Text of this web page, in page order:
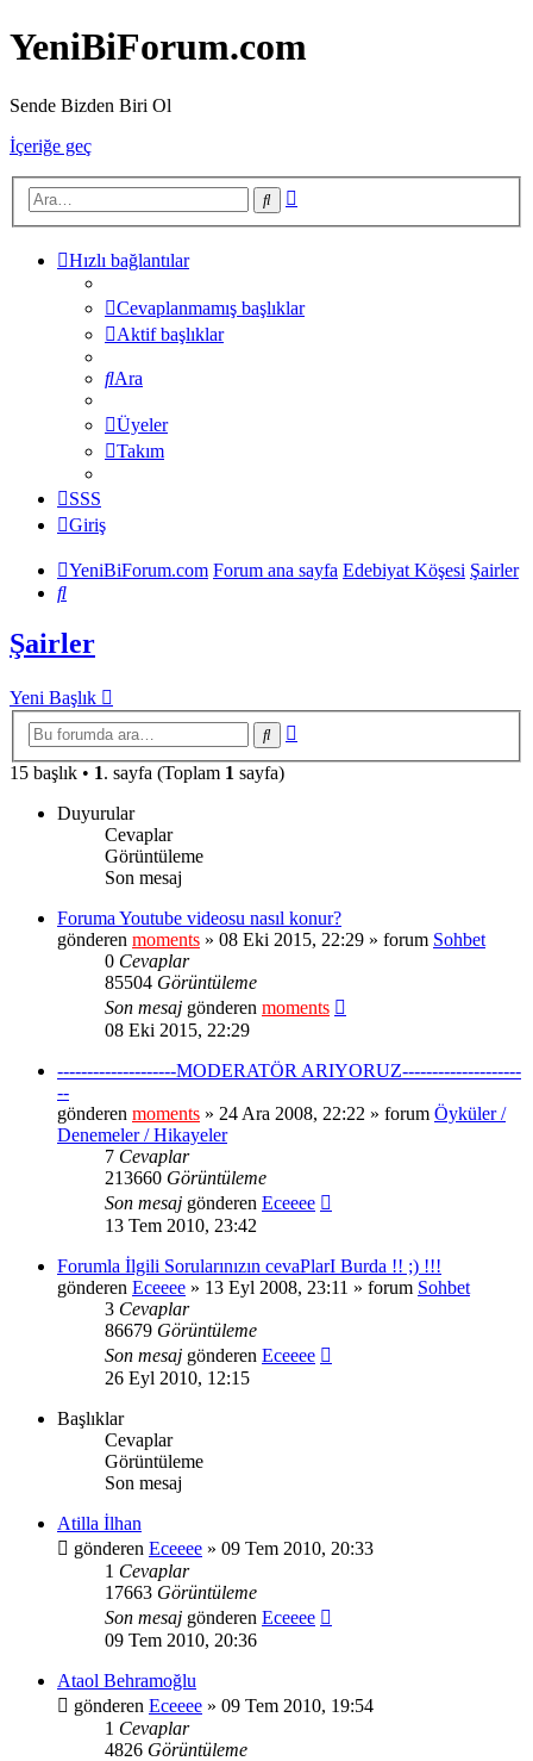
YeniBiForum.com
Sende Bizden Biri Ol
İçeriğe geç
Ara
Hızlı bağlantılar
Cevaplanmamış başlıklar
Aktif başlıklar
Ara
Üyeler
Takım
SSS
Giriş
YeniBiForum.com Forum ana sayfa Edebiyat Köşesi Şairler
Ara
Şairler
Yeni Başlık
Ara
15 başlık • 1. sayfa (Toplam 1 sayfa)
Duyurular
Cevaplar
Görüntüleme
Son mesaj
Foruma Youtube videosu nasıl konur?
gönderen moments » 08 Eki 2015, 22:29 » forum Sohbet
0 Cevaplar
85504 Görüntüleme
Son mesaj gönderen moments
08 Eki 2015, 22:29
--------------------MODERATÖR ARIYORUZ--------------------
--
gönderen moments » 24 Ara 2008, 22:22 » forum Öyküler /
Denemeler / Hikayeler
7 Cevaplar
213660 Görüntüleme
Son mesaj gönderen Eceeee
13 Tem 2010, 23:42
Forumla İlgili Sorularınızın cevaPlarI Burda !! ;) !!!
gönderen Eceeee » 13 Eyl 2008, 23:11 » forum Sohbet
3 Cevaplar
86679 Görüntüleme
Son mesaj gönderen Eceeee
26 Eyl 2010, 12:15
Başlıklar
Cevaplar
Görüntüleme
Son mesaj
Atilla İlhan
gönderen Eceeee » 09 Tem 2010, 20:33
1 Cevaplar
17663 Görüntüleme
Son mesaj gönderen Eceeee
09 Tem 2010, 20:36
Ataol Behramoğlu
gönderen Eceeee » 09 Tem 2010, 19:54
1 Cevaplar
4826 Görüntüleme